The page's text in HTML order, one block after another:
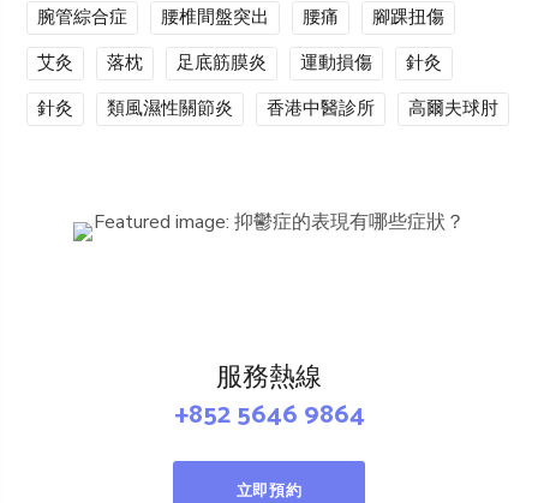
腕管綜合症
腰椎間盤突出 腰痛
腳踝扭傷
艾灸
落枕 足底筋膜炎 運動損傷
針灸
針灸
類風濕性關節炎 香港中醫診所 高爾夫球肘
服務熱線
+852 5646 9864
立即預約